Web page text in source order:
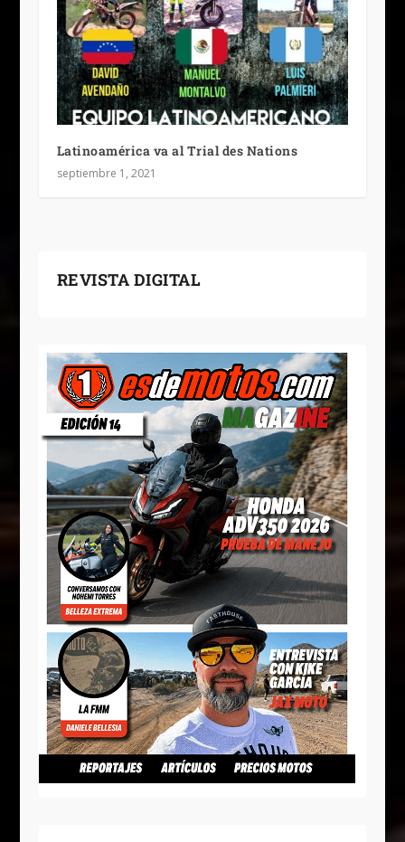
Latinoamérica va al Trial des Nations
septiembre 1, 2021
REVISTA DIGITAL